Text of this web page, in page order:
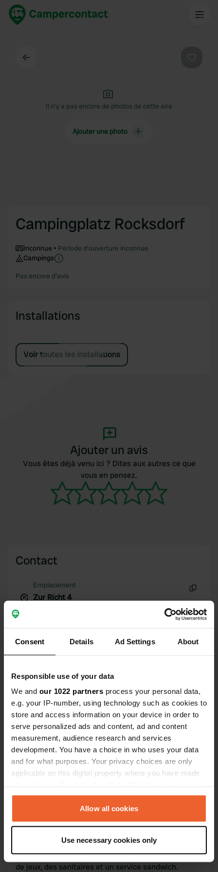
Consent Details Ad Settings About
Responsible use of your data
We and our 1022 partners process your personal data,
e.g. your IP-number, using technology such as cookies to
store and access information on your device in order to
serve personalized ads and content, ad and content
measurement, audience research and services
development. You have a choice in who uses your data
and for what purposes. Your privacy choices are only
applicable on this digital property where you have made
any time from the Cookie Declaration or by clicking on
the Privacy trigger icon.
Collect information about your geographical location
which can be accurate to within several meters
Identify your device by actively scanning it for
Allow all cookies
Use necessary cookies only
Il n'y a pas encore de photos de cette aire
Ajouter une photo
Campingplatz Rocksdorf
Inconnue
Période d'ouverture inconnue
Campings
Pas encore d'avis
Installations
Voir toutes les installations
Ajouter un avis
Vous êtes déjà venu ici ? Dites aux autres ce que
vous en pensez.
Contact
Emplacement
Zur Richt 4
49° 11' 52" N 11° 25' 4" E
109702
Passer àPRO+
pour toutes les coordonnées PRO+
Carte
Afficher sur la carte
Appelez l'emplacement Copie
Information
De nombreux emplacements permanents - une aire
de jeux, des sanitaires et un service sandwich.